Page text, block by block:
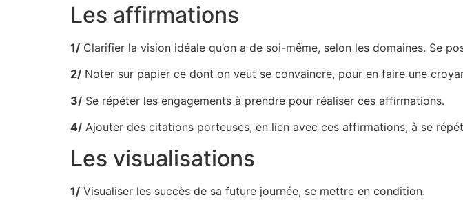
Les affirmations
1/ Clarifier la vision idéale qu’on a de soi-même, selon les domaines. Se
2/ Noter sur papier ce dont on veut se convaincre, pour en faire une
3/ Se répéter les engagements à prendre pour réaliser ces affirmations.
4/ Ajouter des citations porteuses, en lien avec ces affirmations, à se
Les visualisations
1/ Visualiser les succès de sa future journée, se mettre en condition.